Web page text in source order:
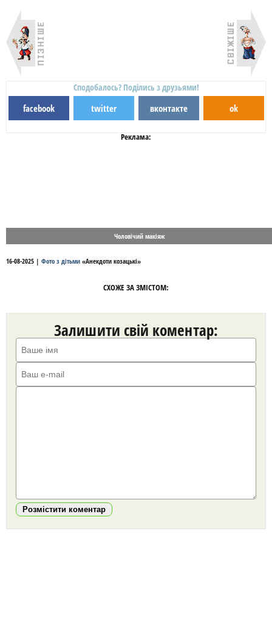
Сподобалось? Поділись з друзьями!
facebook twitter вконтакте ok
Реклама:
Чоловічий макіяж
16-08-2025 | Фото з дітьми «Анекдоти козацькі»
СХОЖЕ ЗА ЗМІСТОМ:
Залишити свій коментар:
Розмістити коментар